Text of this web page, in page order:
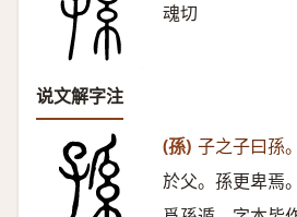
魂切
说文解字注
(孫) 子之子曰孫。
於父。孫更卑焉